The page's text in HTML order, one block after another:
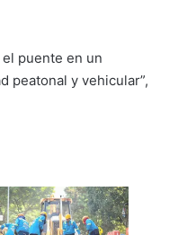
puente en un
peatonal y vehicular”,